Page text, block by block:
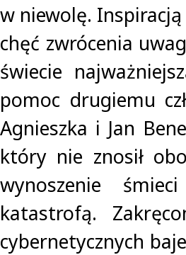
w niewolę.
chęć zwrócenia
świecie
pomoc drugiemu
Agnieszka i Jan
który nie znosił
wynoszenie
katastrofą.
cybernetycznych